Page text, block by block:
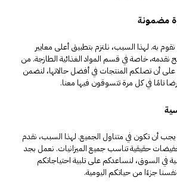
مضمونة
به. لهذا السبب، نلتزم بتطبيق أعلى معايير
نقدمه، خاصة في قسم المواد الغذائية الطازجة. من
على أن تصلكم المنتجات في أفضل حالاتها، لنضمن
تامًا في كل مرة تتسوقون فيها معنا.
يجب أن تكون في متناول الجميع. لهذا السبب، نقدم
حقيقية تناسب جميع الميزانيات. نعمل بجد
في السوق، لنساعدكم على تلبية احتياجاتكم
أنفسنا جزءًا من حياتكم اليومية.